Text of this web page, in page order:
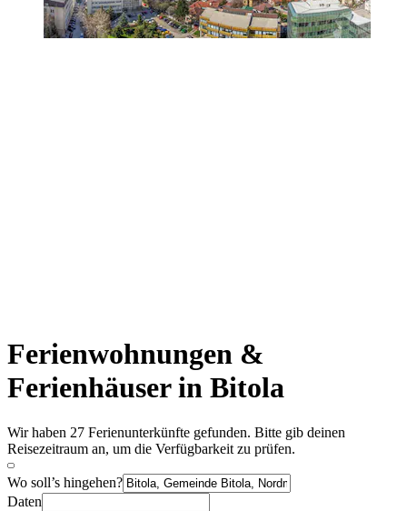
Ferienwohnungen &
Ferienhäuser in Bitola
Wir haben 27 Ferienunterkünfte gefunden. Bitte gib deinen
Reisezeitraum an, um die Verfügbarkeit zu prüfen.
Wo soll’s hingehen?
Daten